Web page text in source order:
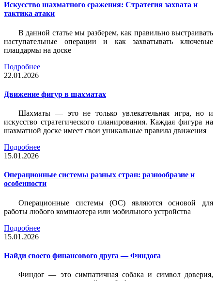
Искусство шахматного сражения: Стратегия захвата и
тактика атаки
В данной статье мы разберем, как правильно выстраивать
наступательные операции и как захватывать ключевые
плацдармы на доске
Подробнее
22.01.2026
Движение фигур в шахматах
Шахматы — это не только увлекательная игра, но и
искусство стратегического планирования. Каждая фигура на
шахматной доске имеет свои уникальные правила движения
Подробнее
15.01.2026
Операционные системы разных стран: разнообразие и
особенности
Операционные системы (ОС) являются основой для
работы любого компьютера или мобильного устройства
Подробнее
15.01.2026
Найди своего финансового друга — Финдога
Финдог — это симпатичная собака и символ доверия,